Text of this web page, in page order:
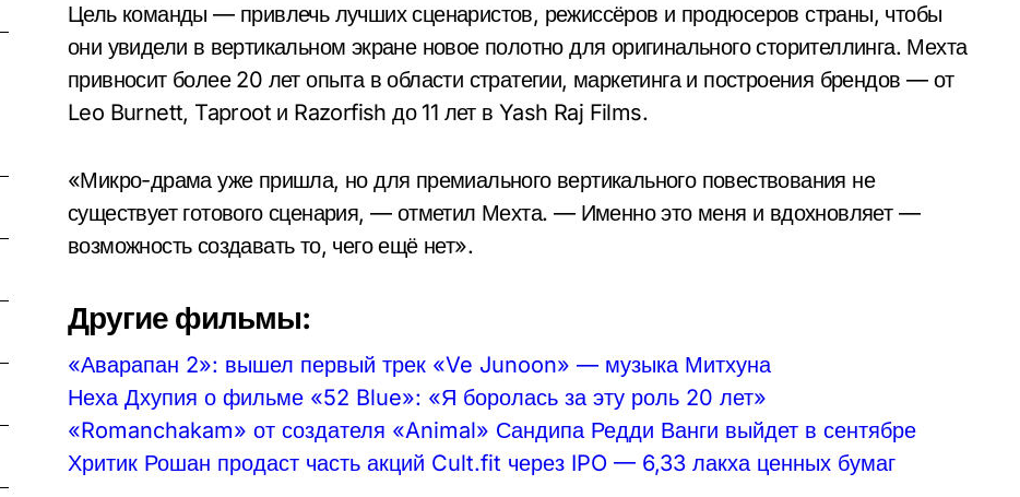
Цель команды — привлечь лучших сценаристов, режиссёров и продюсеров страны, чтобы
они увидели в вертикальном экране новое полотно для оригинального сторителлинга. Мехта
привносит более 20 лет опыта в области стратегии, маркетинга и построения брендов — от
Leo Burnett, Taproot и Razorfish до 11 лет в Yash Raj Films.
«Микро-драма уже пришла, но для премиального вертикального повествования не
существует готового сценария, — отметил Мехта. — Именно это меня и вдохновляет —
возможность создавать то, чего ещё нет».
Другие фильмы:
«Аварапан 2»: вышел первый трек «Ve Junoon» — музыка Митхуна
Неха Дхупия о фильме «52 Blue»: «Я боролась за эту роль 20 лет»
«Romanchakam» от создателя «Animal» Сандипа Редди Ванги выйдет в сентябре
Хритик Рошан продаст часть акций Cult.fit через IPO — 6,33 лакха ценных бумаг